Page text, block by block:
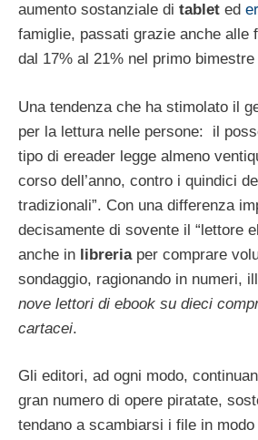
aumento sostanziale di tablet ed
famiglie, passati grazie anche alle
dal 17% al 21% nel primo bimestre
Una tendenza che ha stimolato il
per la lettura nelle persone: il
tipo di ereader legge almeno
corso dell’anno, contro i quindici
tradizionali”. Con una differenza
decisamente di sovente il “lettore
anche in libreriaper comprare
sondaggio, ragionando in numeri,
nove lettori di ebook su dieci
cartacei.
Gli editori, ad ogni modo,
gran numero di opere piratate,
tendano a scambiarsi i file in